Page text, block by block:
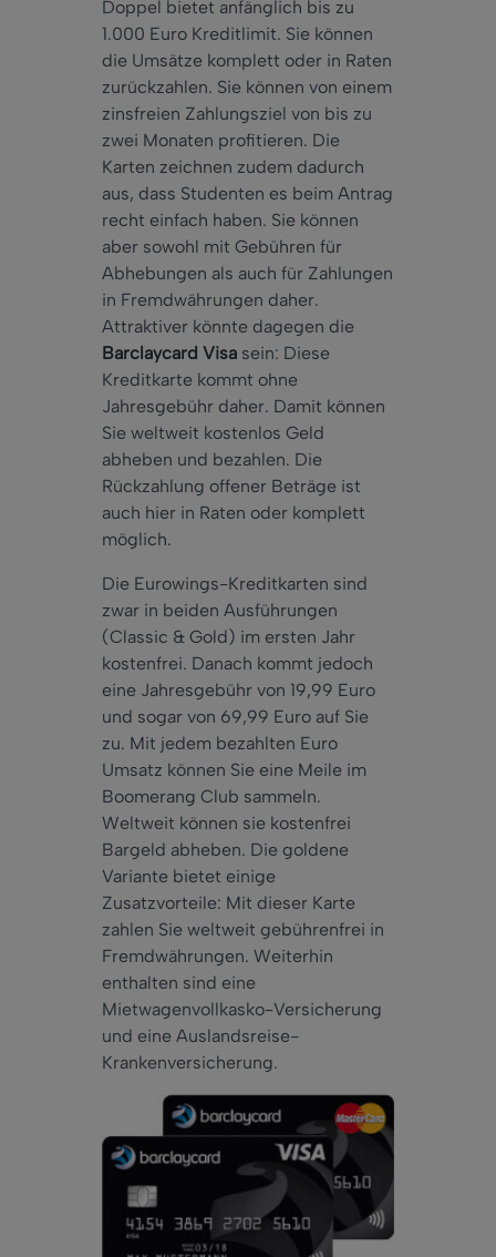
Doppel bietet anfänglich bis zu
1.000 Euro Kreditlimit. Sie können
die Umsätze komplett oder in Raten
zurückzahlen. Sie können von einem
zinsfreien Zahlungsziel von bis zu
zwei Monaten profitieren. Die
Karten zeichnen zudem dadurch
aus, dass Studenten es beim Antrag
recht einfach haben. Sie können
aber sowohl mit Gebühren für
Abhebungen als auch für Zahlungen
in Fremdwährungen daher.
Attraktiver könnte dagegen die
Barclaycard Visa sein: Diese
Kreditkarte kommt ohne
Jahresgebühr daher. Damit können
Sie weltweit kostenlos Geld
abheben und bezahlen. Die
Rückzahlung offener Beträge ist
auch hier in Raten oder komplett
möglich.
Die Eurowings-Kreditkarten sind
zwar in beiden Ausführungen
(Classic & Gold) im ersten Jahr
kostenfrei. Danach kommt jedoch
eine Jahresgebühr von 19,99 Euro
und sogar von 69,99 Euro auf Sie
zu. Mit jedem bezahlten Euro
Umsatz können Sie eine Meile im
Boomerang Club sammeln.
Weltweit können sie kostenfrei
Bargeld abheben. Die goldene
Variante bietet einige
Zusatzvorteile: Mit dieser Karte
zahlen Sie weltweit gebührenfrei in
Fremdwährungen. Weiterhin
enthalten sind eine
Mietwagenvollkasko-Versicherung
und eine Auslandsreise-
Krankenversicherung.